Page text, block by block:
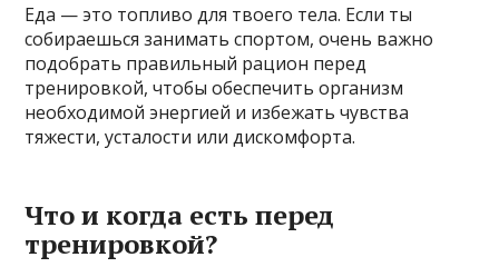
Еда — это топливо для твоего тела. Если ты
собираешься занимать спортом, очень важно
подобрать правильный рацион перед
тренировкой, чтобы обеспечить организм
необходимой энергией и избежать чувства
тяжести, усталости или дискомфорта.
Что и когда есть перед
тренировкой?